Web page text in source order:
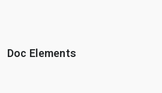
Doc Elements